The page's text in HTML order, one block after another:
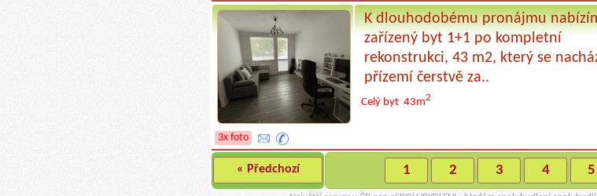
3x foto
K dlouhodobému pronájmu
zařízený byt 1+1 po kompletní
rekonstrukci, 43 m2, který se
přízemí čerstvě za..
Celý byt43m2
« Předchozí 1 2 3 4 5